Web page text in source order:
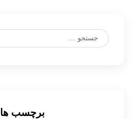
برچسب ها